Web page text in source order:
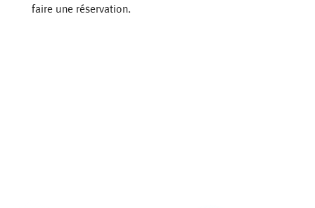
faire une réservation.